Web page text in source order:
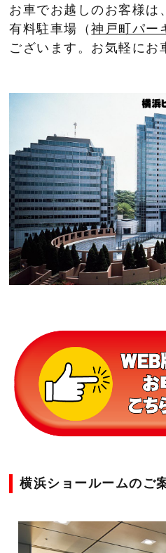
お車でお越しのお客様は
有料駐車場（神戸町パー
ございます。お気軽にお
横浜ショールームのご